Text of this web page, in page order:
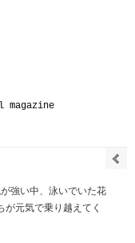
magazine
強い中、泳いでいた花
元気で乗り越えてく